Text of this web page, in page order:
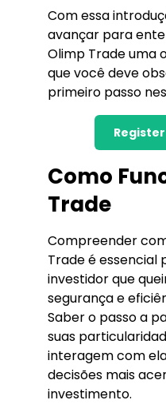
Com essa
avançar para
Olimp Trade uma
que você deve
primeiro passo
Como
Trade
Compreender
Trade é essencial
investidor que
segurança e
Saber o passo a
suas
interagem com
decisões mais
investimento.